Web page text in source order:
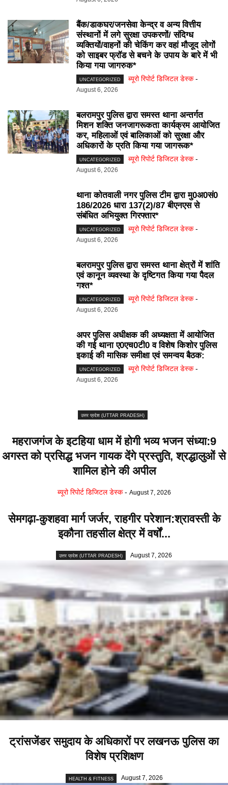
बैंक/डाकघर/जनसेवा केन्द्र व अन्य वित्तीय
संस्थानों में लगे सुरक्षा उपकरणों/ संदिग्ध
व्यक्तियों/वाहनों की चेकिंग कर वहां मौजूद लोगों
को साइबर फ्राॅड से बचने के उपाय के बारे में भी
किया गया जागरुक*
UNCATEGORIZED ब्यूरो रिपोर्ट डिजिटल डेस्क -
August 6, 2026
बलरामपुर पुलिस द्वारा समस्त थाना अन्तर्गत
मिशन शक्ति जनजागरूकता कार्यक्रम आयोजित
कर, महिलाओं एवं बालिकाओं को सुरक्षा और
अधिकारों के प्रति किया गया जागरूक*
UNCATEGORIZED ब्यूरो रिपोर्ट डिजिटल डेस्क -
August 6, 2026
थाना कोतवाली नगर पुलिस टीम द्वारा मु0अ0सं0
186/2026 धारा 137(2)/87 बीएनएस से
संबंधित अभियुक्त गिरफ्तार*
UNCATEGORIZED ब्यूरो रिपोर्ट डिजिटल डेस्क -
August 6, 2026
बलरामपुर पुलिस द्वारा समस्त थाना क्षेत्रों में शांति
एवं कानून व्यवस्था के दृष्टिगत किया गया पैदल
गश्त*
UNCATEGORIZED ब्यूरो रिपोर्ट डिजिटल डेस्क -
August 6, 2026
अपर पुलिस अधीक्षक की अध्यक्षता में आयोजित
की गई थाना ए0एच0टी0 व विशेष किशोर पुलिस
इकाई की मासिक समीक्षा एवं समन्वय बैठक:
UNCATEGORIZED ब्यूरो रिपोर्ट डिजिटल डेस्क -
August 6, 2026
उत्तर प्रदेश (UTTAR PRADESH)
महराजगंज के इटहिया धाम में होगी भव्य भजन संध्या:9
अगस्त को प्रसिद्ध भजन गायक देंगे प्रस्तुति, श्रद्धालुओं से
शामिल होने की अपील
ब्यूरो रिपोर्ट डिजिटल डेस्क - August 7, 2026
सेमगढ़ा-कुशहवा मार्ग जर्जर, राहगीर परेशान:श्रावस्ती के
इकौना तहसील क्षेत्र में वर्षों...
उत्तर प्रदेश (UTTAR PRADESH) August 7, 2026
ट्रांसजेंडर समुदाय के अधिकारों पर लखनऊ पुलिस का
विशेष प्रशिक्षण
HEALTH & FITNESS August 7, 2026